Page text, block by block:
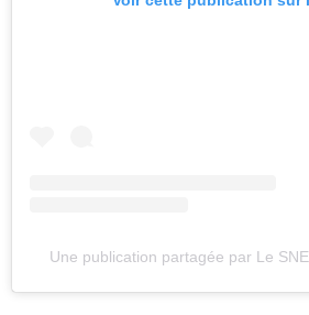
Une publication partagée par Le